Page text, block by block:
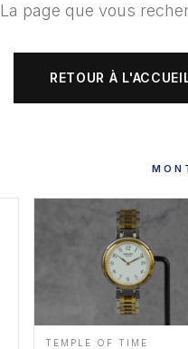
La page que vous
RETOUR À
TEMPLE OF TIME